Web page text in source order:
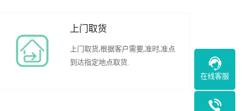
上门取货
上门取货,根据客户需要,准时,准点
到达指定地点取货.
在线客服